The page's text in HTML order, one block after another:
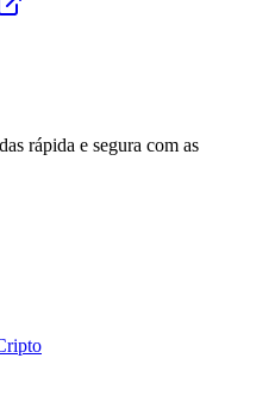
rápida e segura com as